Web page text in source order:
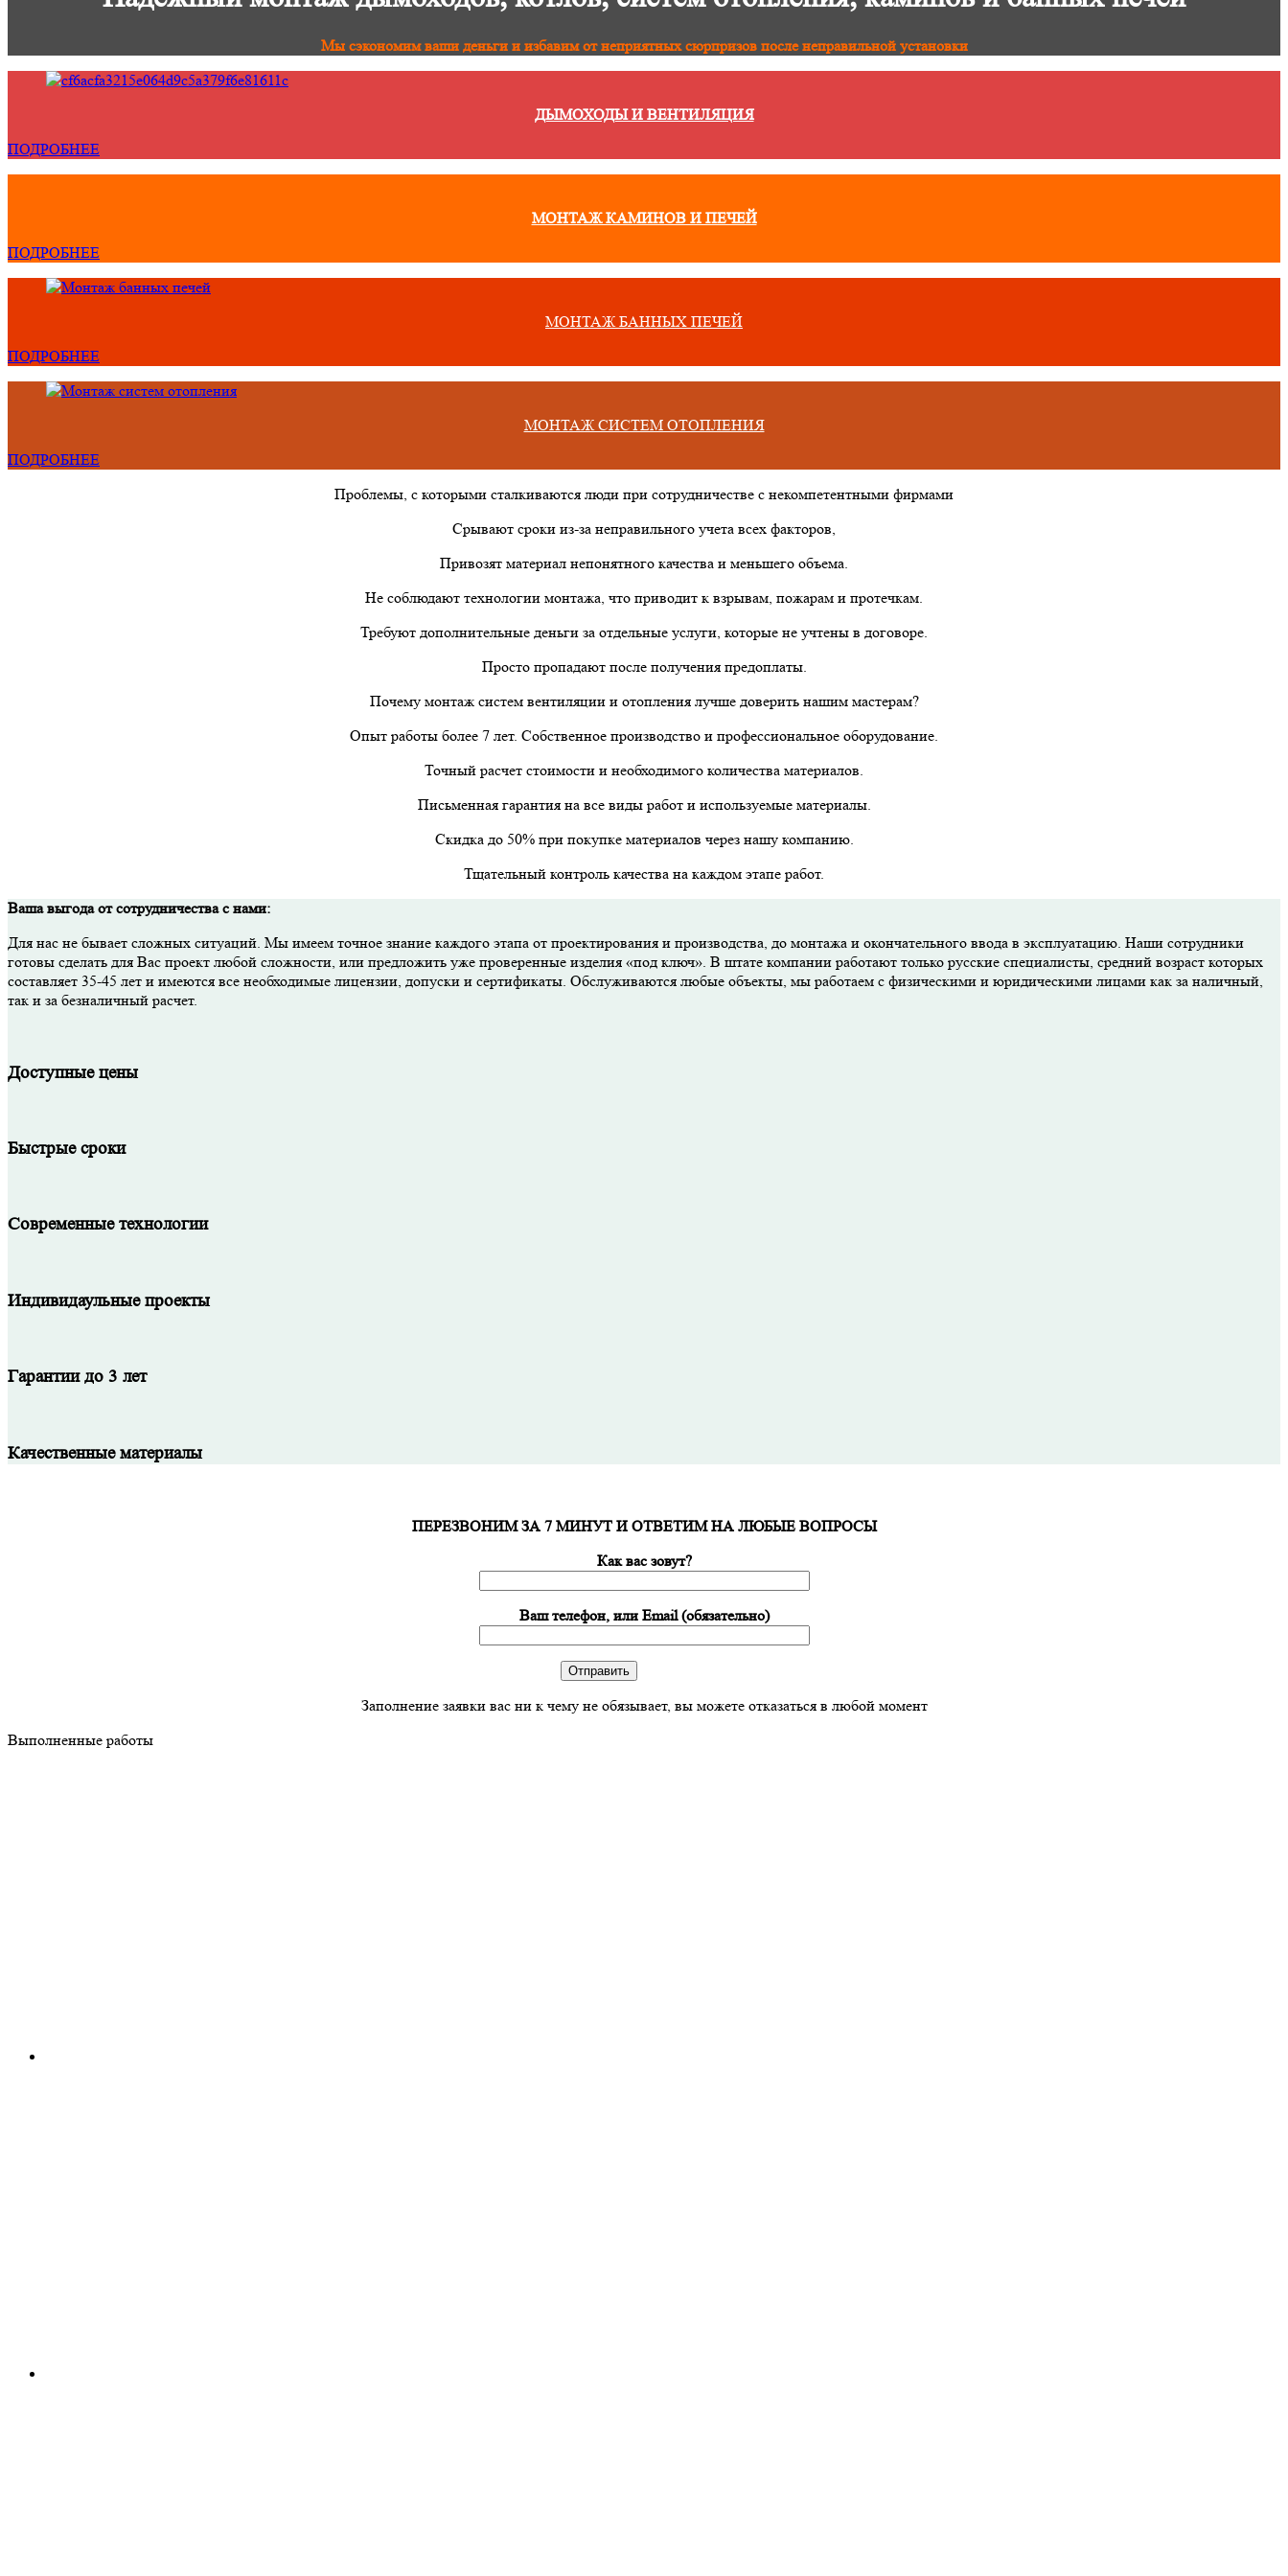
Мы сэкономим ваши деньги и избавим от неприятных сюрпризов после неправильной установки
ДЫМОХОДЫ И ВЕНТИЛЯЦИЯ
ПОДРОБНЕЕ
МОНТАЖ КАМИНОВ И ПЕЧЕЙ
ПОДРОБНЕЕ
МОНТАЖ БАННЫХ ПЕЧЕЙ
ПОДРОБНЕЕ
МОНТАЖ СИСТЕМ ОТОПЛЕНИЯ
ПОДРОБНЕЕ
Проблемы, с которыми сталкиваются люди при сотрудничестве с некомпетентными фирмами
Срывают сроки из-за неправильного учета всех факторов,
Привозят материал непонятного качества и меньшего объема.
Не соблюдают технологии монтажа, что приводит к взрывам, пожарам и протечкам.
Требуют дополнительные деньги за отдельные услуги, которые не учтены в договоре.
Просто пропадают после получения предоплаты.
Почему монтаж систем вентиляции и отопления лучше доверить нашим мастерам?
Опыт работы более 7 лет. Собственное производство и профессиональное оборудование.
Точный расчет стоимости и необходимого количества материалов.
Письменная гарантия на все виды работ и используемые материалы.
Скидка до 50% при покупке материалов через нашу компанию.
Тщательный контроль качества на каждом этапе работ.
Ваша выгода от сотрудничества с нами:
Для нас не бывает сложных ситуаций. Мы имеем точное знание каждого этапа от проектирования и производства, до монтажа и окончательного ввода в эксплуатацию. Наши сотрудники
готовы сделать для Вас проект любой сложности, или предложить уже проверенные изделия «под ключ». В штате компании работают только русские специалисты, средний возраст которых
составляет 35-45 лет и имеются все необходимые лицензии, допуски и сертификаты. Обслуживаются любые объекты, мы работаем с физическими и юридическими лицами как за наличный,
так и за безналичный расчет.
Доступные цены
Быстрые сроки
Современные технологии
Индивидаульные проекты
Гарантии до 3 лет
Качественные материалы
ПЕРЕЗВОНИМ ЗА 7 МИНУТ И ОТВЕТИМ НА ЛЮБЫЕ ВОПРОСЫ
Как вас зовут?
Ваш телефон, или Email (обязательно)
Заполнение заявки вас ни к чему не обязывает, вы можете отказаться в любой момент
Выполненные работы